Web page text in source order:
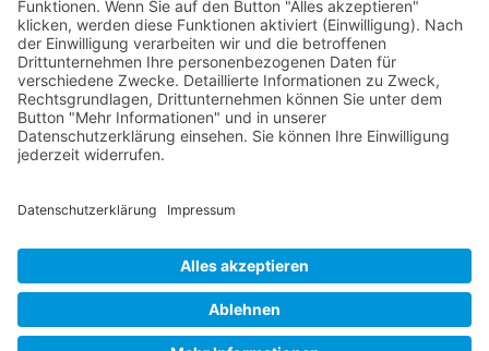
Kontakt
Postanschrift
Traumkatzen e.V.
89231 Neu-Ulm